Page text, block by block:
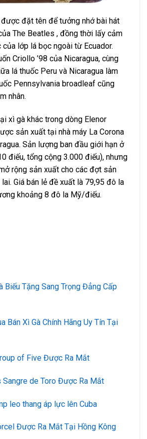
được đặt tên để tưởng nhớ bài hát
The Beatles , đồng thời lấy cảm
lớp lá bọc ngoài từ Ecuador.
Criollo ’98 của Nicaragua, cùng
lá thuốc Peru và Nicaragua làm
Pennsylvania broadleaf cũng
nhân.
xì gà khác trong dòng Elenor
sản xuất tại nhà máy La Corona
Sản lượng ban đầu giới hạn ở
điếu, tổng cộng 3.000 điếu), nhưng
rộng sản xuất cho các đợt sản
Giá bán lẻ đề xuất là 79,95 đô la
khoảng 8 đô la Mỹ/điếu.
Biếu Tặng Sang Trọng Đẳng Cấp
Bán Xì Gà Chính Hãng Uy Tín Tại
of Five Được Ra Mắt
Sangre de Toro Được Ra Mắt
leo thang áp lực lên Cuba
Được Ra Mắt Tại Hồng Kông